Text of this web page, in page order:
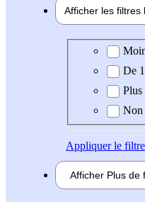
Afficher les filtres
Expérience
De
Plus
Non
Appliquerle filtre
Afficher Plus de